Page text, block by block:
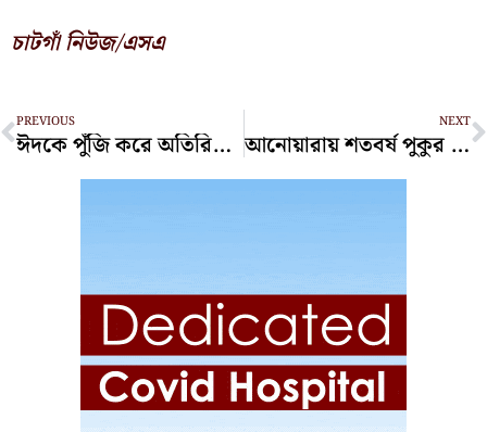
চাটগাঁ নিউজ/এসএ
Prev
PREVIOUS
ঈদকে পুঁজি করে অতিরিক্ত ভাড়া আদায়— অভিযানে জেলা প্রশাসন
NEXT
আনোয়ারায় শতবর্ষ পুকুর ভরাটের অভিযোগে জরিমানা